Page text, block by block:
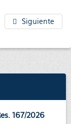
Siguiente
167/2026